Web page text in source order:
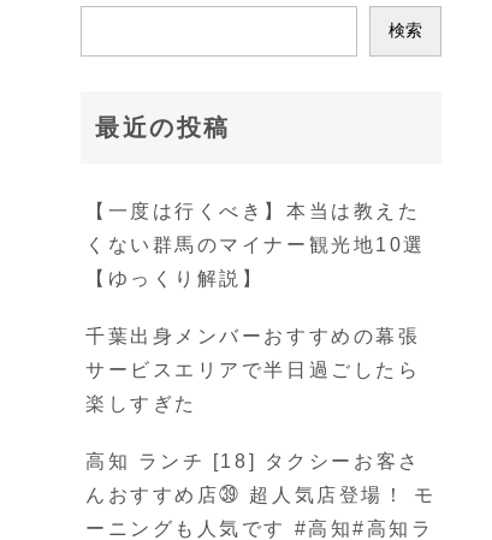
検索
最近の投稿
【一度は行くべき】本当は教えた
くない群馬のマイナー観光地10選
【ゆっくり解説】
千葉出身メンバーおすすめの幕張
サービスエリアで半日過ごしたら
楽しすぎた
高知 ランチ [18] タクシーお客さ
んおすすめ店㊴ 超人気店登場！ モ
ーニングも人気です #高知#高知ラ